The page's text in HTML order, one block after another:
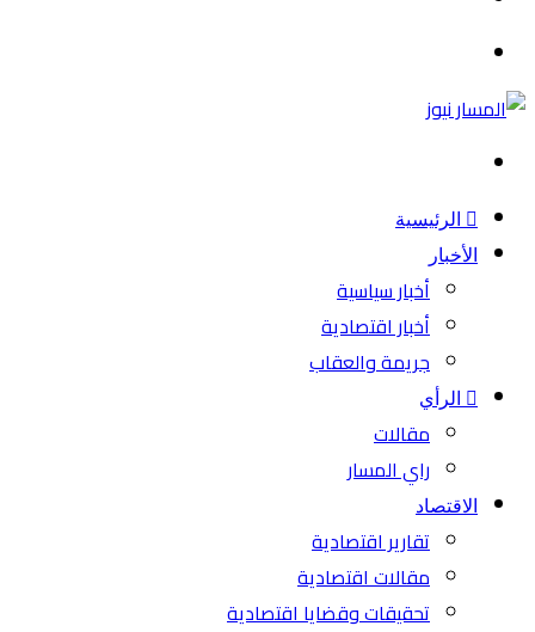
الرئيسية
الأخبار
أخبار سياسية
أخبار اقتصادية
جريمة والعقاب
الرأي
مقالات
راي المسار
الاقتصاد
تقارير اقتصادية
مقالات اقتصادية
تحقيقات وقضايا اقتصادية